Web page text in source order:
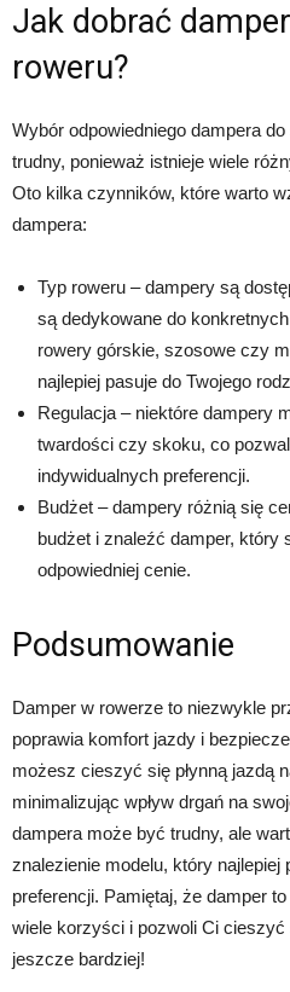
Jak dobrać
roweru?
Wybór odpowiedniego dampera
trudny, ponieważ istnieje wiele
Oto kilka czynników, które warto
dampera:
Typ roweru – dampery są
są dedykowane do
rowery górskie, szosowe czy
najlepiej pasuje do Twojego
Regulacja – niektóre dampery
twardości czy skoku, co
indywidualnych preferencji.
Budżet – dampery różnią się
budżet i znaleźć damper, który
odpowiedniej cenie.
Podsumowanie
Damper w rowerze to niezwykle
poprawia komfort jazdy i
możesz cieszyć się płynną jazdą
minimalizując wpływ drgań na
dampera może być trudny, ale
znalezienie modelu, który najlepiej
preferencji. Pamiętaj, że damper
wiele korzyści i pozwoli Ci
jeszcze bardziej!